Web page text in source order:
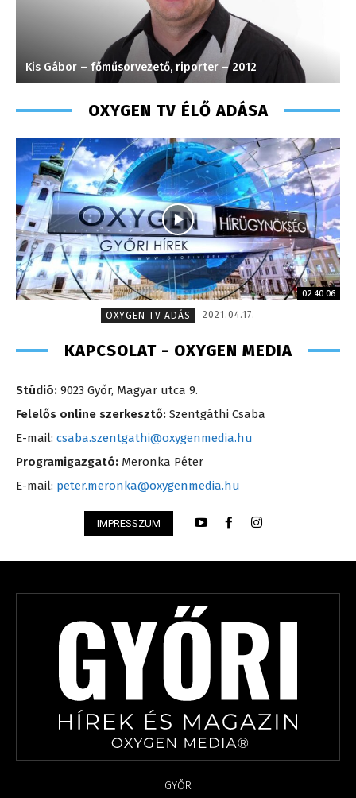
Kis Gábor – főműsorvezető, riporter – 2012
OXYGEN TV ÉLŐ ADÁSA
02:40:06
OXYGEN TV ADÁS
2021.04.17.
KAPCSOLAT - OXYGEN MEDIA
Stúdió: 9023 Győr, Magyar utca 9.
Felelős online szerkesztő: Szentgáthi Csaba
E-mail: csaba.szentgathi@oxygenmedia.hu
Programigazgató: Meronka Péter
E-mail: peter.meronka@oxygenmedia.hu
IMPRESSZUM
GYŐR